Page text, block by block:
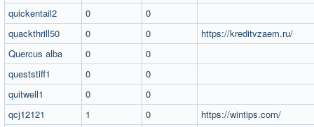
quickentail2
0
0
quackthrill50
0 0
https://kreditvzaem.ru/
Quercus alba
0
0
queststiff1
0
0
quitwell1
0
0
qcj12121
1 0
https://wintips.com/